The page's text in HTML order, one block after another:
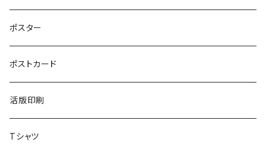
ポスター
ポストカード
活版印刷
Tシャツ